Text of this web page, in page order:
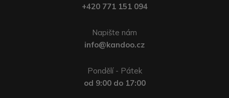
+420 771 151 094
Napište nám
info@kandoo.cz
Pondělí - Pátek
od 9:00 do 17:00